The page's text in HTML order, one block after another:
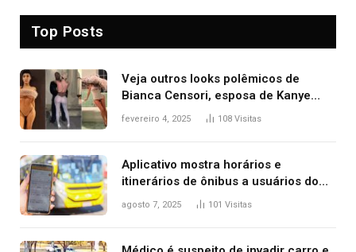
Top Posts
Veja outros looks polêmicos de
Bianca Censori, esposa de Kanye
West que apareceu nua no Grammy
fevereiro 4, 2025 108 Visitas
Aplicativo mostra horários e
itinerários de ônibus a usuários do
transporte público de Palmas; confira
agosto 7, 2025 101 Visitas